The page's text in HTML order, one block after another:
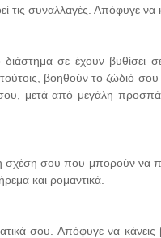
συναλλαγές. Απόφυγε να
σε έχουν βυθίσει σε
βοηθούν το ζώδιό σου
μετά από μεγάλη
σχέση σου που μπορούν να
και ρομαντικά.
σου. Απόφυγε να κάνεις